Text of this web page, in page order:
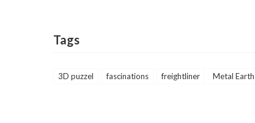
Tags
3D puzzel fascinations freightliner Metal Earth